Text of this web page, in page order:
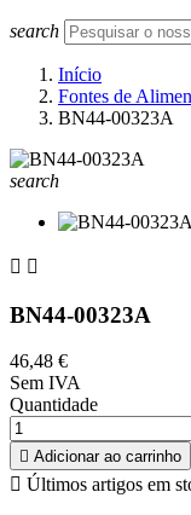
search
Início
Fontes de
BN44-00323A
search
 
BN44-00323A
46,48 €
Sem IVA
Quantidade
 Adicionar ao carrinho
 Últimos artigos em